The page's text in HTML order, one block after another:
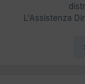
L'Assistenza